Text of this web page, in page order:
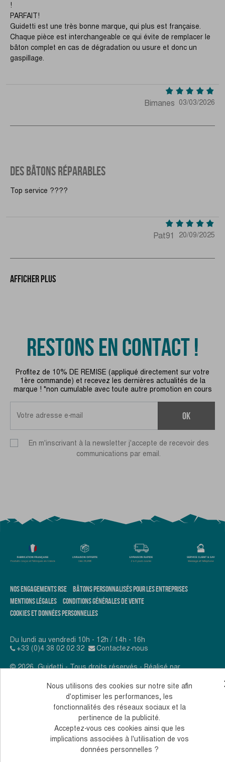
!
PARFAIT!
Guidetti est une très bonne marque, qui plus est française.
Chaque pièce est interchangeable ce qui évite de remplacer le
bâton complet en cas de dégradation ou usure et donc un
gaspillage.
Bimanes 03/03/2026
DES BÂTONS RÉPARABLES
Top service ????
Pat91 20/09/2025
Afficher plus
RESTONS EN CONTACT !
Profitez de 10% DE REMISE (appliqué directement sur votre
1ère commande) et recevez les dernières actualités de la
marque ! *non cumulable avec toute autre promotion en cours
ok
En m'inscrivant à la newsletter j'accepte de recevoir des
communications par email.
NOS ENGAGEMENTS RSE
BÂTONS PERSONNALISÉS POUR LES ENTREPRISES
MENTIONS LÉGALES
CONDITIONS GÉNÉRALES DE VENTE
COOKIES ET DONNÉES PERSONNELLES
Du lundi au vendredi 10h - 12h / 14h - 16h
+33 (0)4 38 02 02 32
Contactez-nous
© 2026, Guidetti - Tous droits réservés - Réalisé par
Nous utilisons des cookies sur notre site afin
d'optimiser les performances, les
fonctionnalités des réseaux sociaux et la
pertinence de la publicité.
Acceptez-vous ces cookies ainsi que les
implications associées à l'utilisation de vos
données personnelles ?